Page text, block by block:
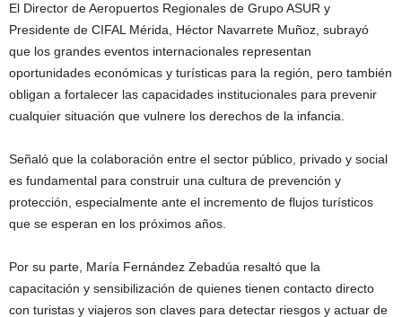
El Director de Aeropuertos Regionales de Grupo ASUR y
Presidente de CIFAL Mérida, Héctor Navarrete Muñoz, subrayó
que los grandes eventos internacionales representan
oportunidades económicas y turísticas para la región, pero también
obligan a fortalecer las capacidades institucionales para prevenir
cualquier situación que vulnere los derechos de la infancia.
Señaló que la colaboración entre el sector público, privado y social
es fundamental para construir una cultura de prevención y
protección, especialmente ante el incremento de flujos turísticos
que se esperan en los próximos años.
Por su parte, María Fernández Zebadúa resaltó que la
capacitación y sensibilización de quienes tienen contacto directo
con turistas y viajeros son claves para detectar riesgos y actuar de